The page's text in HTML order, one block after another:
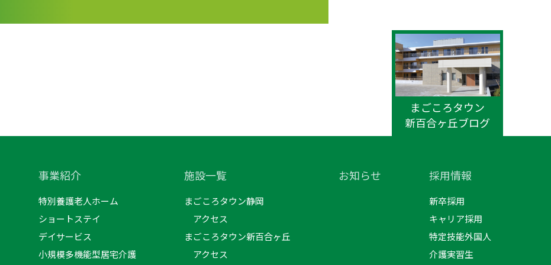
まごころタウン
新百合ヶ丘ブログ
事業紹介
特別養護老人ホーム
ショートステイ
デイサービス
小規模多機能型居宅介護
施設一覧
まごころタウン静岡
アクセス
まごころタウン新百合ヶ丘
アクセス
お知らせ 採用情報
新卒採用
キャリア採用
特定技能外国人
介護実習生